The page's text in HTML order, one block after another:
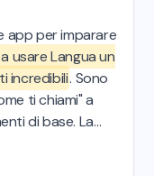
app per imparare
usare Langua un
incredibili. Sono
ti chiami" a
di base. La
da usare e